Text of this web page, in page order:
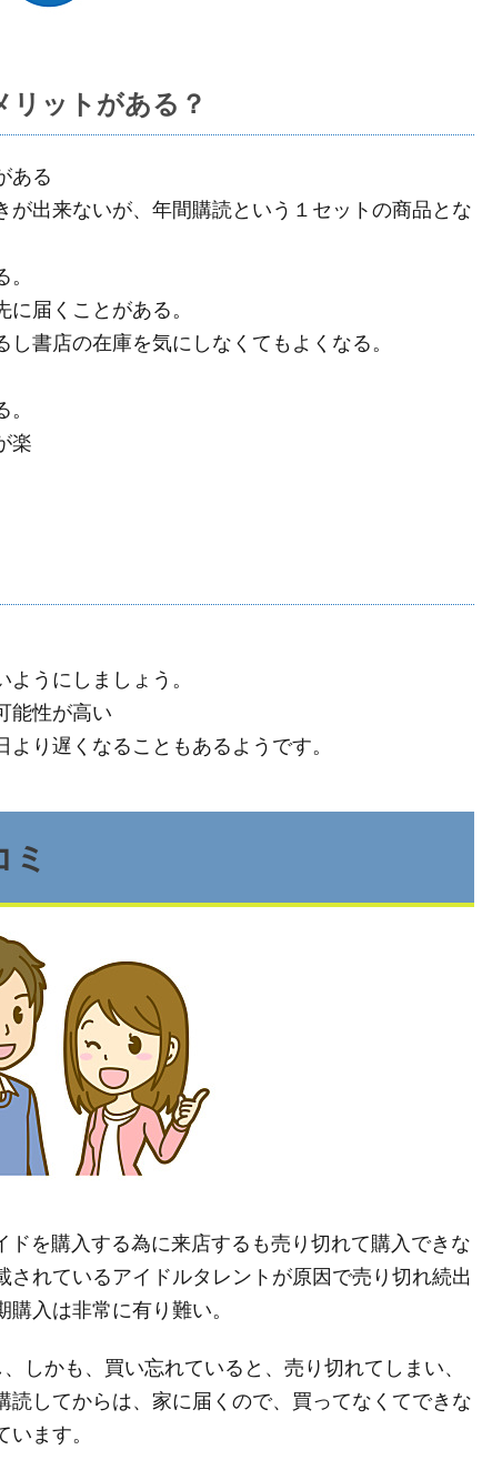
リットがある？
ある
出来ないが、年間購読という１セットの商品とな
届くことがある。
書店の在庫を気にしなくてもよくなる。
楽
うにしましょう。
能性が高い
り遅くなることもあるようです。
を購入する為に来店するも売り切れて購入できな
れているアイドルタレントが原因で売り切れ続出
入は非常に有り難い。
しかも、買い忘れていると、売り切れてしまい、
してからは、家に届くので、買ってなくてできな
ます。